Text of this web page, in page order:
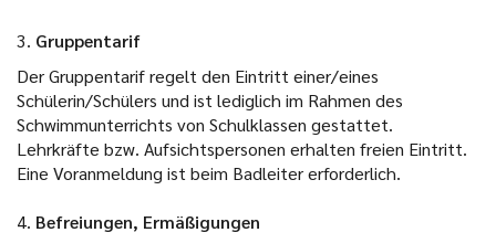
3. Gruppentarif
Der Gruppentarif regelt den Eintritt einer/eines
Schülerin/Schülers und ist lediglich im Rahmen des
Schwimmunterrichts von Schulklassen gestattet.
Lehrkräfte bzw. Aufsichtspersonen erhalten freien Eintritt.
Eine Voranmeldung ist beim Badleiter erforderlich.
4. Befreiungen, Ermäßigungen